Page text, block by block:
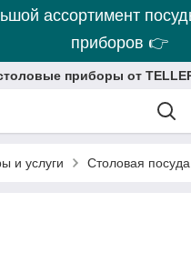
ассортимент
приборов 👉
приборы от
и услуги Столовая